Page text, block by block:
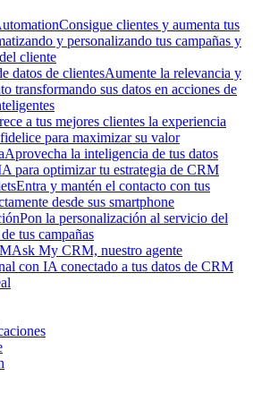
Consigue clientes y aumenta tus
y personalizando tus campañas y
cliente
datos de clientesAumente la relevancia y
transformando sus datos en acciones de
a tus mejores clientes la experiencia
para maximizar su valor
Aprovecha la inteligencia de tus datos
para optimizar tu estrategia de CRM
Entra y mantén el contacto con tus
desde sus smartphone
Pon la personalización al servicio del
tus campañas
Ask My CRM, nuestro agente
con IA conectado a tus datos de CRM